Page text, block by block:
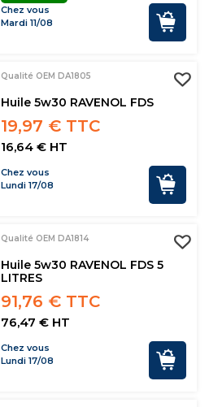
Chez vous
Mardi 11/08
Qualité OEM DA1805
Huile 5w30 RAVENOL FDS
19,97 € TTC
16,64 € HT
Chez vous
Lundi 17/08
Qualité OEM DA1814
Huile 5w30 RAVENOL FDS 5
LITRES
91,76 € TTC
76,47 € HT
Chez vous
Lundi 17/08